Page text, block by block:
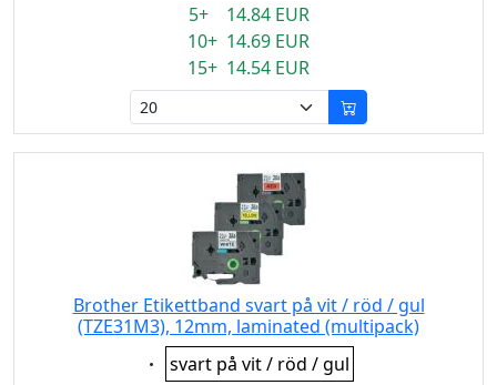
5+ 14.84 EUR
10+ 14.69 EUR
15+ 14.54 EUR
Brother Etikettband svart på vit / röd / gul
(TZE31M3), 12mm, laminated (multipack)
Eigenschaft:
svart på vit / röd / gul